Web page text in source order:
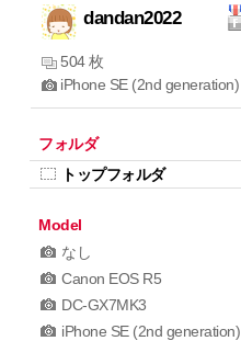
dandan2022
504 枚
iPhone SE (2nd generation)
フォルダ
トップフォルダ
Model
なし
Canon EOS R5
DC-GX7MK3
iPhone SE (2nd generation)